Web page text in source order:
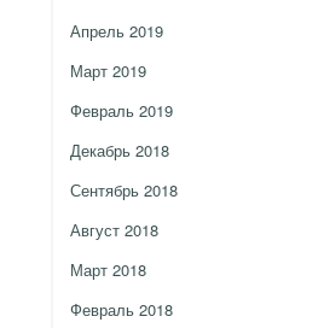
Апрель 2019
Март 2019
Февраль 2019
Декабрь 2018
Сентябрь 2018
Август 2018
Март 2018
Февраль 2018